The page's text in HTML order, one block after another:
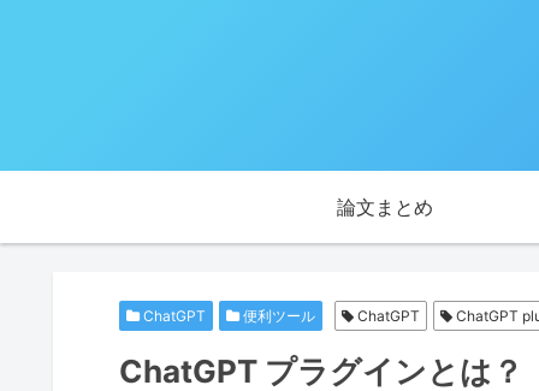
論文まとめ
ChatGPT 便利ツール ChatGPT ChatGPT
ChatGPT プラグインとは？